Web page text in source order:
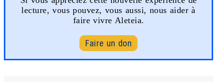
lecture, vous pouvez, vous aussi, nous aider à
faire vivre Aleteia.
Faire un don